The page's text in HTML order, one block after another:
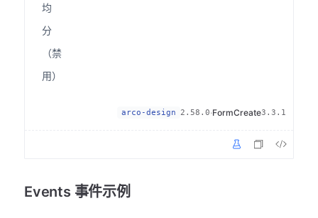
arco-design 2.58.0·FormCreate3.3.1
均
分
（禁
用）
Events 事件示例